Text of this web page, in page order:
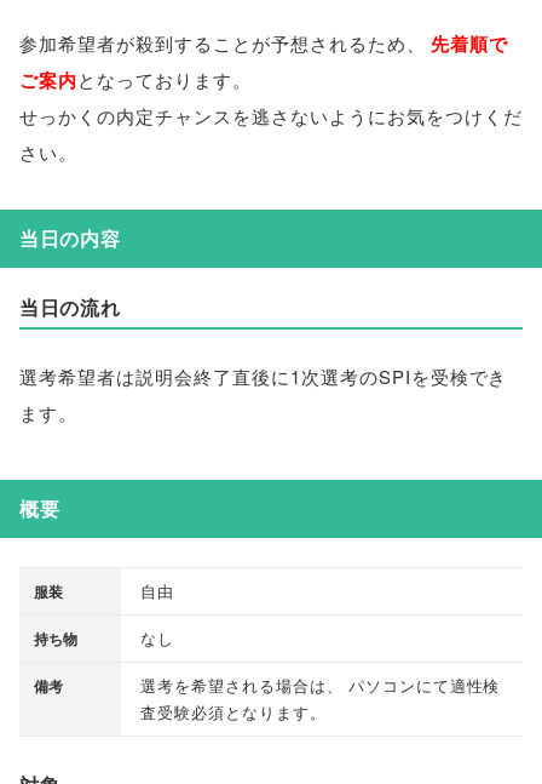
参加希望者が殺到することが予想されるため
先着順で
ご案内となっております。
せっかくの内定チャンスを逃さないようにお気をつけくだ
さい。
当日の内容
当日の流れ
選考希望者は説明会終了直後に1次選考のSPIを受検でき
ます。
概要
服装 自由
持ち物 なし
備考 選考を希望される場合は、
パソコンにて適性検
査受験必須となります。